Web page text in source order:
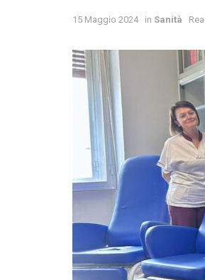
15 Maggio 2024 in Sanità